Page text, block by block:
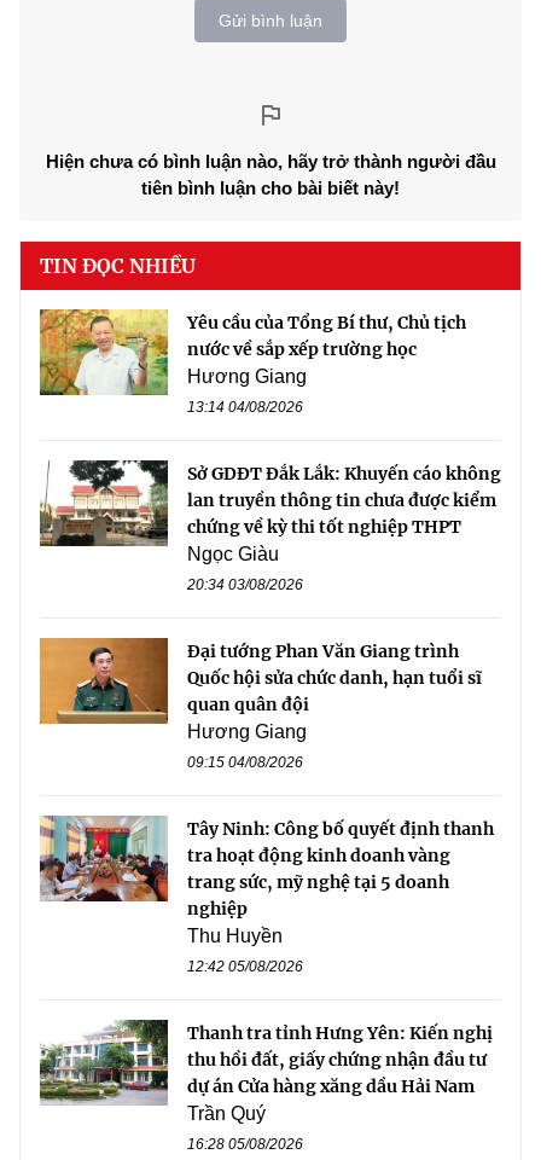
Gửi bình luận
Hiện chưa có bình luận nào, hãy trở thành người đầu
tiên bình luận cho bài biết này!
TIN ĐỌC NHIỀU
Yêu cầu của Tổng Bí thư, Chủ tịch
nước về sắp xếp trường học
Hương Giang
13:14 04/08/2026
Sở GDĐT Đắk Lắk: Khuyến cáo không
lan truyền thông tin chưa được kiểm
chứng về kỳ thi tốt nghiệp THPT
Ngọc Giàu
20:34 03/08/2026
Đại tướng Phan Văn Giang trình
Quốc hội sửa chức danh, hạn tuổi sĩ
quan quân đội
Hương Giang
09:15 04/08/2026
Tây Ninh: Công bố quyết định thanh
tra hoạt động kinh doanh vàng
trang sức, mỹ nghệ tại 5 doanh
nghiệp
Thu Huyền
12:42 05/08/2026
Thanh tra tỉnh Hưng Yên: Kiến nghị
thu hồi đất, giấy chứng nhận đầu tư
dự án Cửa hàng xăng dầu Hải Nam
Trần Quý
16:28 05/08/2026